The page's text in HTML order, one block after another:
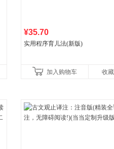
¥35.70
实用程序育儿法(新版)
加入购物车 收藏